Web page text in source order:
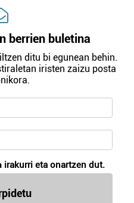
berrien buletina
ditu bi egunean behin.
iristen zaizu posta
irakurri eta onartzen dut.